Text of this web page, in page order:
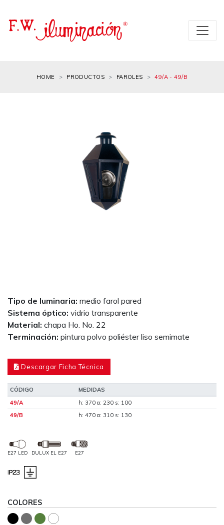
HOME PRODUCTOS FAROLES 49/A - 49/B
Tipo de luminaria: medio farol pared
Sistema óptico: vidrio transparente
Material: chapa Ho. No. 22
Terminación: pintura polvo poliéster liso semimate
Descargar Ficha Técnica
CÓDIGO
MEDIDAS
49/A
h: 370 a: 230 s: 100
49/B
h: 470 a: 310 s: 130
E27 LED DULUX EL E27 E27
COLORES